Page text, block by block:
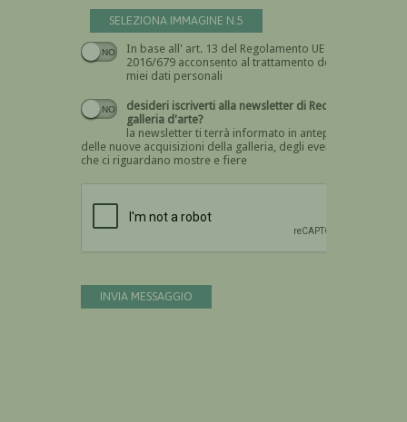
SELEZIONA IMMAGINE N.5
In base all' art. 13 del Regolamento UE n.
2016/679 acconsento al trattamento dei
miei dati personali
Devi dare il consenso
desideri iscriverti alla newsletter di Recta
galleria d'arte?
la newsletter ti terrà informato in anteprima
delle nuove acquisizioni della galleria, degli eventi
che ci riguardano mostre e fiere
INVIA MESSAGGIO